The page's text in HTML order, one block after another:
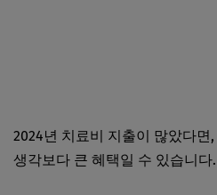
2024년 치료비 지출이 많았다면,
생각보다 큰 혜택일 수 있습니다.